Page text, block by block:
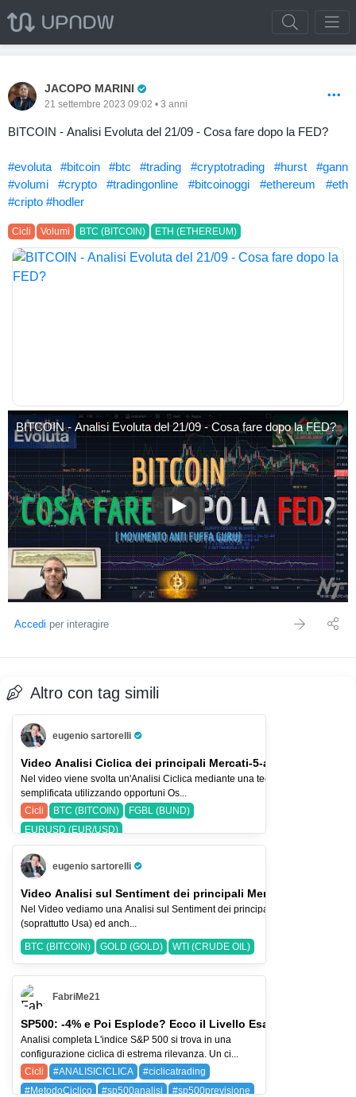
JACOPO MARINI
21 settembre 2023 09:02 • 3 anni
BITCOIN - Analisi Evoluta del 21/09 - Cosa fare dopo la FED?
#evoluta #bitcoin #btc #trading #cryptotrading #hurst
#gann
#volumi
#crypto #tradingonline #bitcoinoggi #ethereum
#eth
#cripto #hodler
Cicli Volumi BTC (BITCOIN) ETH (ETHEREUM)
BITCOIN - Analisi Evoluta del 21/09 - Cosa fare dopo la FED?
BITCOIN - Analisi Evoluta del
Accedi per interagire
Altro con tag simili
eugenio sartorelli
Pro Trader
Video Analisi Ciclica dei principali Mercati-5-ago-26
Nel video viene svolta un'Analisi Ciclica mediante una tecnica
semplificata utilizzando opportuni Os...
Cicli
BTC (BITCOIN)
FGBL (BUND)
EURUSD (EUR/USD)
eugenio sartorelli
Pro Trader
Video Analisi sul Sentiment dei principali Mercati-2-ago-2026
Nel Video vediamo una Analisi sul Sentiment dei principali Indici Azionari
(soprattutto Usa) ed anch...
BTC (BITCOIN) GOLD (GOLD) WTI (CRUDE OIL)
FabriMe21
SP500: -4% e Poi Esplode? Ecco il Livello Esatto
Analisi completa L'indice S&P 500 si trova in una
configurazione ciclica di estrema rilevanza. Un ci...
Cicli
#ANALISICICLICA
#ciclicatrading
#MetodoCiclico
#sp500analisi
#sp500previsione